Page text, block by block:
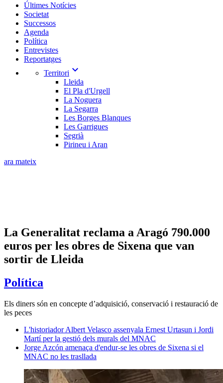
Últimes Notícies
Societat
Successos
Agenda
Política
Entrevistes
Reportatges
Territori expand_more
Lleida
El Pla d'Urgell
La Noguera
La Segarra
Les Borges Blanques
Les Garrigues
Segrià
Pirineu i Aran
ara mateix
La Generalitat reclama a Aragó 790.000
euros per les obres de Sixena que van
sortir de Lleida
Política
Els diners són en concepte d’adquisició, conservació i restauració de
les peces
L'historiador Albert Velasco assenyala Ernest Urtasun i Jordi
Martí per la gestió dels murals del MNAC
Jorge Azcón amenaça d'endur-se les obres de Sixena si el
MNAC no les trasllada